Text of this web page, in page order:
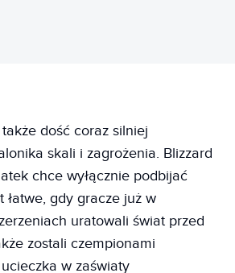
dość coraz silniej
skali i zagrożenia. Blizzard
chce wyłącznie podbijać
łatwe, gdy gracze już w
uratowali świat przed
zostali czempionami
w zaświaty